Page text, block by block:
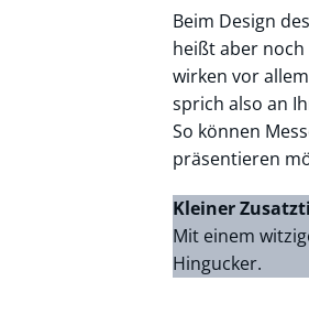
Beim Design
heißt aber noch
wirken vor
sprich also an
So können
präsentieren
Kleiner
Mit einem
Hingucker.